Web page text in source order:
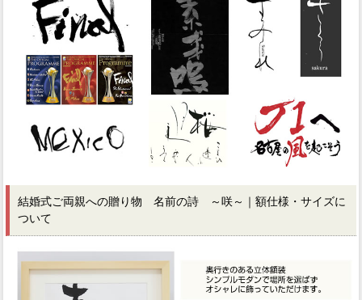
結婚式ご両親への贈り物 名前の詩 ～咲～｜額仕様・サイズに
ついて